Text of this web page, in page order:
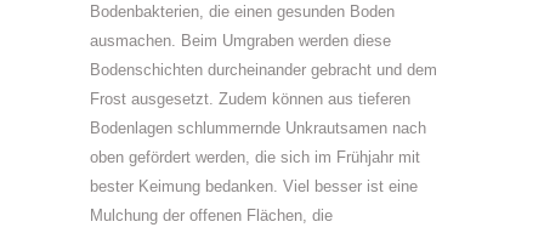
Bodenbakterien, die einen gesunden Boden
ausmachen. Beim Umgraben werden diese
Bodenschichten durcheinander gebracht und dem
Frost ausgesetzt. Zudem können aus tieferen
Bodenlagen schlummernde Unkrautsamen nach
oben gefördert werden, die sich im Frühjahr mit
bester Keimung bedanken. Viel besser ist eine
Mulchung der offenen Flächen, die